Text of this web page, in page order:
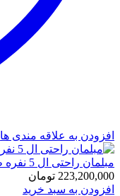
افزودن به علاقه مندی ها
مبلمان راحتی ال 5 نفره طرح ایکیا مدل لگو
223,200,000 تومان
افزودن به سبد خرید